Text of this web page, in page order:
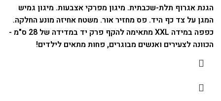
הגנת אגרוף תלת-שכבתית. מיגון מפרקי אצבעות. מיגון גמיש
המגן על צד כף היד. פס מחזיר אור. משטח אחיזה מונע החלקה.
כפפה במידה XXL מתאימה להקף פרק יד במדידה של 28 ס"מ -
הכוונה לצעירים ואנשים מבוגרים, פחות מתאים לילדים!